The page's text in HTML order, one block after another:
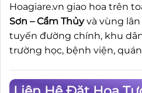
Hoagiare.vn giao hoa trên
Sơn – Cẩm Thủyvà vùng lân
tuyến đường chính, khu
trường học, bệnh viện,